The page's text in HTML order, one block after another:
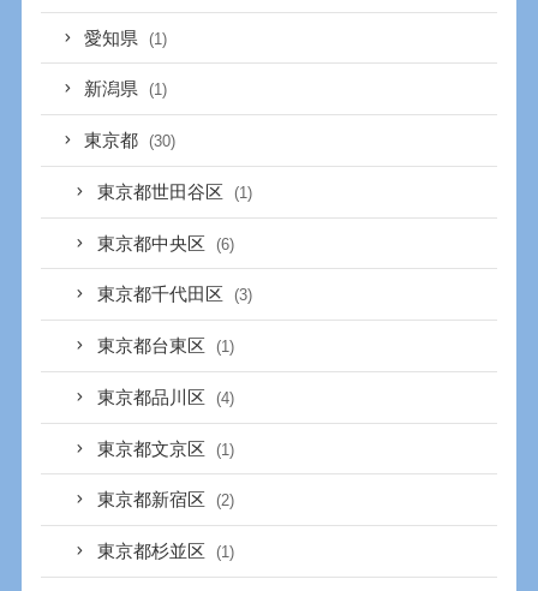
愛知県 (1)
新潟県 (1)
東京都 (30)
東京都世田谷区 (1)
東京都中央区 (6)
東京都千代田区 (3)
東京都台東区 (1)
東京都品川区 (4)
東京都文京区 (1)
東京都新宿区 (2)
東京都杉並区 (1)